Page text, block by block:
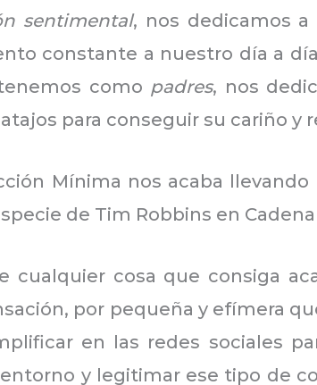
sentimental, nos dedicamos a
constante a nuestro día a
como padres, nos
para conseguir su cariño y
Mínima nos acaba llevando
de Tim Robbins en
cualquier cosa que consiga
por pequeña y efímera
en las redes sociales
y legitimar ese tipo de